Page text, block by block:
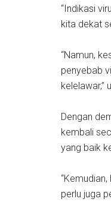
“Indikasi
kita dekat
“Namun,
penyebab
kelelawar,”
Dengan
kembali
yang baik
perlu juga